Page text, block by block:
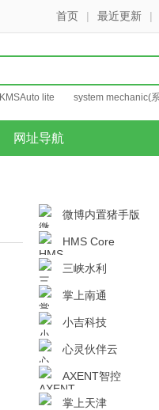
首页 | 最近更新 |
KMSAuto lite system mechanic(
网址导航
微博内置猪手版
HMS Core
三峡水利
掌上南通
小吉科技
心灵伙伴云
AXENT智控
掌上天津